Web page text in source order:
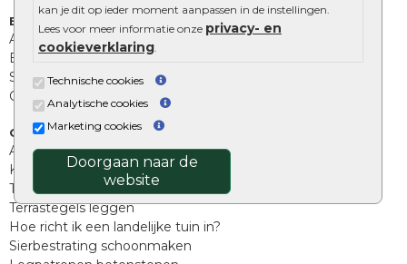
kan je dit op ieder moment aanpassen in de instellingen.
Lees voor meer informatie onze privacy- en
cookieverklaring.
Technische cookies
Analytische cookies
Marketing cookies
Doorgaan naar de
website
Extra benodigdheden
Afwatering en diversen
Beplantings en betonelementen
Split, grind en zand
Oprit tegels
Overig
Aanbiedingen
Kunstgras
Tuintegels outlet
Terrastegels leggen
Hoe richt ik een landelijke tuin in?
Sierbestrating schoonmaken